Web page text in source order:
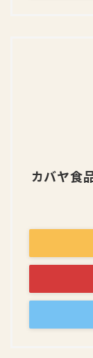
カバヤ食